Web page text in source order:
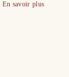
En savoir plus